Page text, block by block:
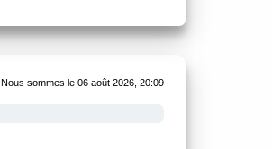
Nous sommes le 06 août 2026, 20:09